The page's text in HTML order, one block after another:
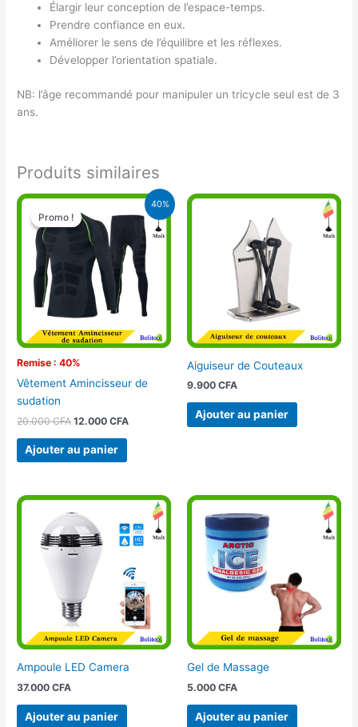
Élargir leur conception de l’espace-temps.
Prendre confiance en eux.
Améliorer le sens de l’équilibre et les réflexes.
Développer l’orientation spatiale.
NB: l’âge recommandé pour manipuler un tricycle seul est de 3
ans.
Produits similaires
40%
Promo !
Remise : 40%
Promo !
Vêtement Amincisseur de
sudation
20.000CFA
Le
prix
initial
était :
20.000 CFA.
12.000CFA
Le
prix
actuel
est :
12.000 CFA.
Ajouter au panier
Aiguiseur de Couteaux
9.900 CFA
Ajouter au panier
Ampoule LED Camera
37.000CFA
Ajouter au panier
Gel de Massage
5.000 CFA
Ajouter au panier